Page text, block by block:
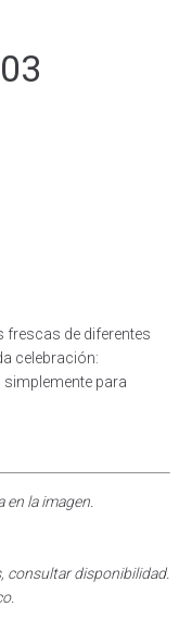
de diferentes
celebración:
para
la imagen.
consultar disponibilidad.